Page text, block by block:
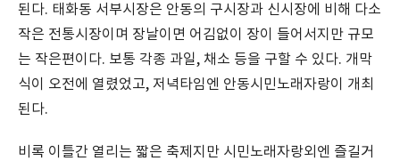
된다. 태화동 서부시장은 안동의 구시장과 신시장에 비해 다소
작은 전통시장이며 장날이면 어김없이 장이 들어서지만 규모
는 작은편이다. 보통 각종 과일, 채소 등을 구할 수 있다. 개막
식이 오전에 열렸었고, 저녁타임엔 안동시민노래자랑이 개최
된다.
비록 이틀간 열리는 짧은 축제지만 시민노래자랑외엔 즐길거